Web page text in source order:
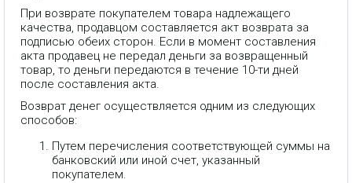
При возврате покупателем товара надлежащего
качества, продавцом составляется акт возврата за
подписью обеих сторон. Если в момент составления
акта продавец не передал деньги за возвращенный
товар, то деньги передаются в течение 10-ти дней
после составления акта.
Возврат денег осуществляется одним из следующих
способов:
Путем перечисления соответствующей суммы на
банковский или иной счет, указанный
покупателем.